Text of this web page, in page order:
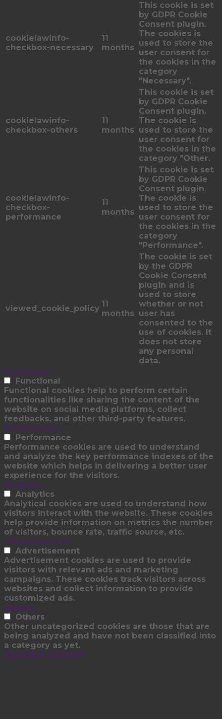
cookielawinfo-
checkbox-necessary
11
months
This cookie is set
by GDPR Cookie
Consent plugin.
The cookies is
used to store the
user consent for
the cookies in the
category
"Necessary".
cookielawinfo-
checkbox-others
11
months
This cookie is set
by GDPR Cookie
Consent plugin.
The cookie is
used to store the
user consent for
the cookies in the
category "Other.
cookielawinfo-
checkbox-
performance
11
months
This cookie is set
by GDPR Cookie
Consent plugin.
The cookie is
used to store the
user consent for
the cookies in the
category
"Performance".
viewed_cookie_policy 11
months
The cookie is set
by the GDPR
Cookie Consent
plugin and is
used to store
whether or not
user has
consented to the
use of cookies. It
does not store
any personal
data.
Functional
Functional
Functional cookies help to perform certain
functionalities like sharing the content of the
website on social media platforms, collect
feedbacks, and other third-party features.
Performance
Performance
Performance cookies are used to understand
and analyze the key performance indexes of the
website which helps in delivering a better user
experience for the visitors.
Analytics
Analytics
Analytical cookies are used to understand how
visitors interact with the website. These cookies
help provide information on metrics the number
of visitors, bounce rate, traffic source, etc.
Advertisement
Advertisement
Advertisement cookies are used to provide
visitors with relevant ads and marketing
campaigns. These cookies track visitors across
websites and collect information to provide
customized ads.
Others
Others
Other uncategorized cookies are those that are
being analyzed and have not been classified into
a category as yet.
SALVAR E ACEITAR